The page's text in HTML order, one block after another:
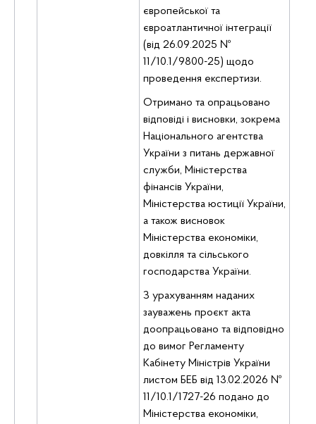
європейської та
євроатлантичної інтеграції
(від 26.09.2025 №
11/10.1/9800-25) щодо
проведення експертизи.
Отримано та опрацьовано
відповіді і висновки, зокрема
Національного агентства
України з питань державної
служби, Міністерства
фінансів України,
Міністерства юстиції України,
а також висновок
Міністерства економіки,
довкілля та сільського
господарства України.
З урахуванням наданих
зауважень проєкт акта
доопрацьовано та відповідно
до вимог Регламенту
Кабінету Міністрів України
листом БЕБ від 13.02.2026 №
11/10.1/1727-26 подано до
Міністерства економіки,